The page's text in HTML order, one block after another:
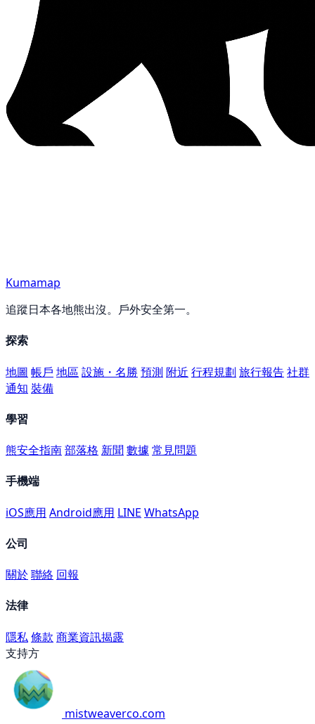
Kumamap
追蹤日本各地熊出沒。戶外安全第一。
探索
地圖 帳戶 地區 設施・名勝 預測 附近 行程規劃 旅行報告社群
通知 裝備
學習
熊安全指南部落格 新聞數據 常見問題
手機端
iOS應用 Android應用 LINE WhatsApp
公司
關於聯絡 回報
法律
隱私條款 商業資訊揭露
支持方
mistweaverco.com